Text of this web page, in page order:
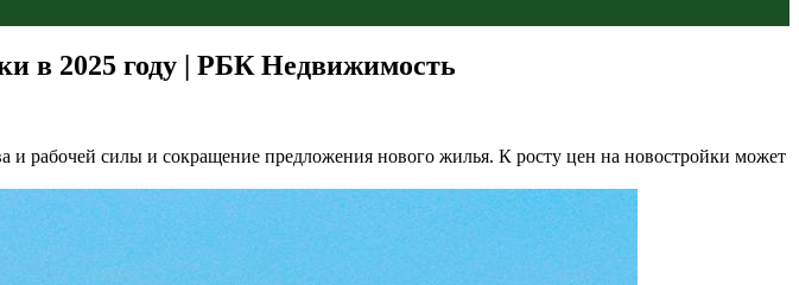
в 2025 году | РБК Недвижимость
и рабочей силы и сокращение предложения нового жилья. К росту цен на новостройки может